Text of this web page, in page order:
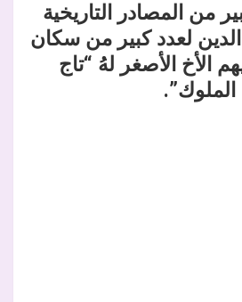
من المصادر التاريخية
لعدد كبير من سكان
الأخ الأصغر لهُ “تاج
الملوك”.